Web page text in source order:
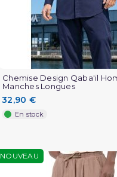
Chemise Design Qaba'il
Manches Longues
32,90 €
En stock
NOUVEAU